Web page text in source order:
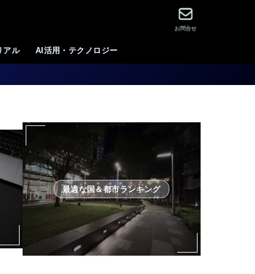
アル AI活用・テクノロジー
お問合せ
最適な国＆都市ランキング